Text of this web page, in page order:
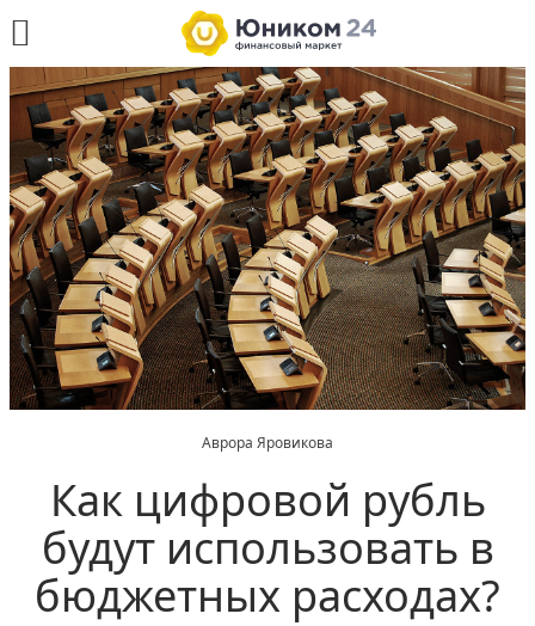
Аврора Яровикова
Как цифровой рубль
будут использовать в
бюджетных расходах?